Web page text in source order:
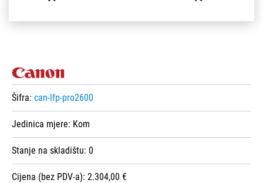
Šifra: can-lfp-pro2600
Jedinica mjere: Kom
Stanje na skladištu: 0
Cijena (bez PDV-a): 2.304,00 €